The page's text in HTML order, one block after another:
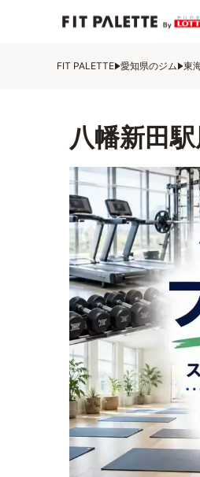
FIT PALETTE 愛知県のジム 東
八幡新田